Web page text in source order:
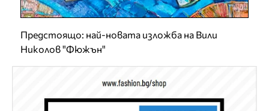
Предстоящо: най-новата изложба на Вили
Николов "Фюжън"